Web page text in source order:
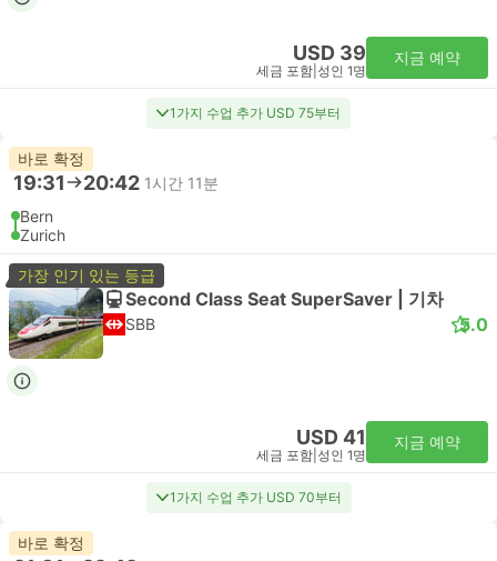
USD 39
세금 포함 성인 1명
지금 예약
1가지 수업 추가 USD 75부터
바로 확정
19:31 20:42 1시간 11분
Bern
Zurich
가장 인기 있는 등급
Second Class Seat SuperSaver | 기차
SBB 5.0
USD 41
세금 포함 성인 1명
지금 예약
1가지 수업 추가 USD 70부터
바로 확정